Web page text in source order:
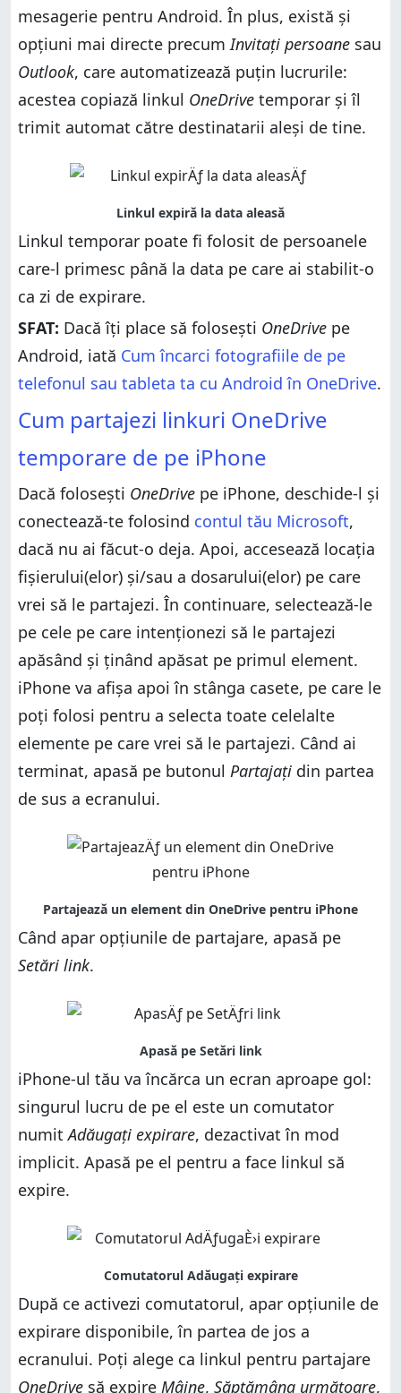
mesagerie pentru Android. În plus, există și
opțiuni mai directe precum Invitați persoane sau
Outlook, care automatizează puțin lucrurile:
acestea copiază linkul OneDrive temporar și îl
trimit automat către destinatarii aleși de tine.
Linkul temporar poate fi folosit de persoanele
care-l primesc până la data pe care ai stabilit-o
ca zi de expirare.
SFAT: Dacă îți place să folosești OneDrive pe
Android, iată Cum încarci fotografiile de pe
telefonul sau tableta ta cu Android în OneDrive.
Cum partajezi linkuri OneDrive
temporare de pe iPhone
Dacă folosești OneDrive pe iPhone, deschide-l și
conectează-te folosind contul tău Microsoft,
dacă nu ai făcut-o deja. Apoi, accesează locația
fișierului(elor) și/sau a dosarului(elor) pe care
vrei să le partajezi. În continuare, selectează-le
pe cele pe care intenționezi să le partajezi
apăsând și ținând apăsat pe primul element.
iPhone va afișa apoi în stânga casete, pe care le
poți folosi pentru a selecta toate celelalte
elemente pe care vrei să le partajezi. Când ai
terminat, apasă pe butonul Partajați din partea
de sus a ecranului.
Când apar opțiunile de partajare, apasă pe
Setări link.
iPhone-ul tău va încărca un ecran aproape gol:
singurul lucru de pe el este un comutator
numitAdăugați expirare, dezactivat în mod
implicit. Apasă pe el pentru a face linkul să
expire.
După ce activezi comutatorul, apar opțiunile de
expirare disponibile, în partea de jos a
ecranului. Poți alege ca linkul pentru partajare
OneDrive să expire Mâine, Săptămâna următoare,